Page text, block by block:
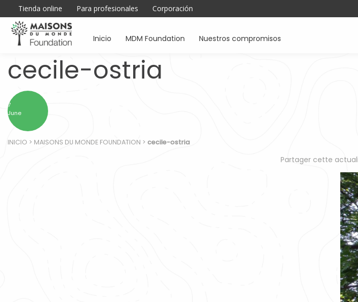
Tienda online Para profesionales Corporación
Inicio MDM Foundation Nuestros compromisos
cecile-ostria
7
June
INICIO > MAISONS DU MONDE FOUNDATION > cecile-ostria
Partager cette